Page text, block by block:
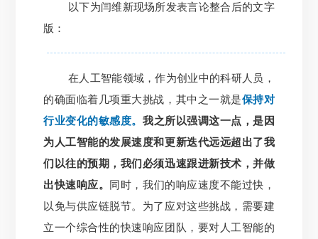
以下为闫维新现场所发表言论整合后的文字
版：
在人工智能领域，作为创业中的科研人员，
的确面临着几项重大挑战，其中之一就是保持对
行业变化的敏感度。 我之所以强调这一点，是因
为人工智能的发展速度和更新迭代远远超出了我
们以往的预期，我们必须迅速跟进新技术，并做
出快速响应。 同时，我们的响应速度不能过快，
以免与供应链脱节。为了应对这些挑战，需要建
立一个综合性的快速响应团队，要对人工智能的